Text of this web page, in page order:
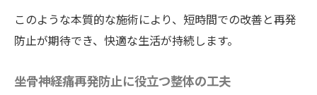
このような本質的な施術により、短時間での改善と再発
防止が期待でき、快適な生活が持続します。
坐骨神経痛再発防止に役立つ整体の工夫